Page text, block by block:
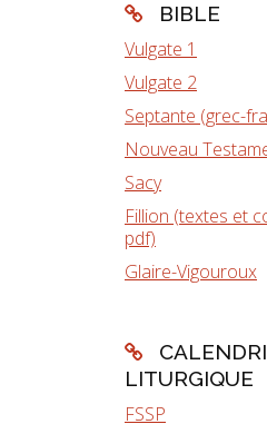
BIBLE
Vulgate 1
Vulgate 2
Septante (grec-
Nouveau
Sacy
Fillion (textes et
pdf)
Glaire-Vigouroux
LITURGIQUE
FSSP